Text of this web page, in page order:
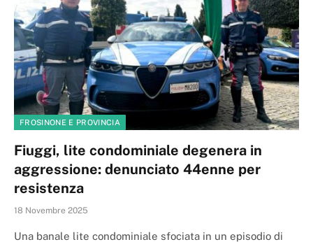
FROSINONE E PROVINCIA
Fiuggi, lite condominiale degenera in
aggressione: denunciato 44enne per
resistenza
18 Novembre 2025
Una banale lite condominiale sfociata in un episodio di